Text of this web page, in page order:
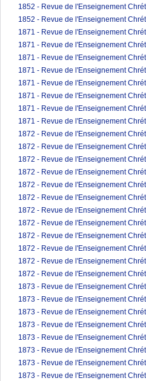
1852 - Revue de l'Enseignement
1852 - Revue de l'Enseignement
1871 - Revue de l'Enseignement
1871 - Revue de l'Enseignement
1871 - Revue de l'Enseignement
1871 - Revue de l'Enseignement
1871 - Revue de l'Enseignement
1871 - Revue de l'Enseignement
1871 - Revue de l'Enseignement
1871 - Revue de l'Enseignement
1872 - Revue de l'Enseignement
1872 - Revue de l'Enseignement
1872 - Revue de l'Enseignement
1872 - Revue de l'Enseignement
1872 - Revue de l'Enseignement
1872 - Revue de l'Enseignement
1872 - Revue de l'Enseignement
1872 - Revue de l'Enseignement
1872 - Revue de l'Enseignement
1872 - Revue de l'Enseignement
1872 - Revue de l'Enseignement
1872 - Revue de l'Enseignement
1873 - Revue de l'Enseignement
1873 - Revue de l'Enseignement
1873 - Revue de l'Enseignement
1873 - Revue de l'Enseignement
1873 - Revue de l'Enseignement
1873 - Revue de l'Enseignement
1873 - Revue de l'Enseignement
1873 - Revue de l'Enseignement